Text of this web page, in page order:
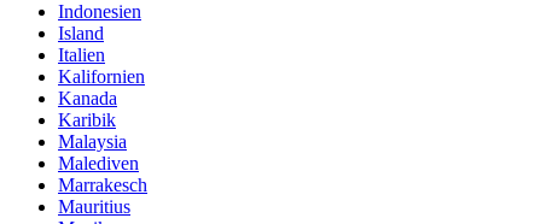
Indonesien
Island
Italien
Kalifornien
Kanada
Karibik
Malaysia
Malediven
Marrakesch
Mauritius